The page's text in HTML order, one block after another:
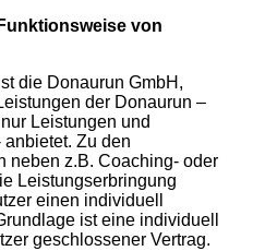
von
die Donaurun GmbH,
der Donaurun –
Leistungen und
Zu den
neben z.B. Coaching- oder
Leistungserbringung
einen individuell
ist eine individuell
geschlossener Vertrag.